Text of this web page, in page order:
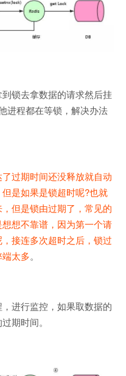
锁去拿数据的请求然后挂
进程都在等锁，解决办法
过期时间还没释放就自动
是如果是锁超时呢?也就
但是锁由过期了，常见的
想不靠谱，因为第一个请
接连多次超时之后，锁过
太多。
进行监控，如果取数据的
期时间。